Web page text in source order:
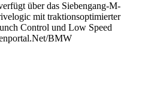
über das Siebengang-M-
mit traktionsoptimierter
Control und Low Speed
BMW